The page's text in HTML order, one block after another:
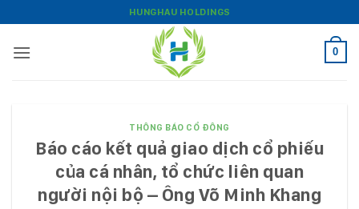
qua
nội
HUNGHAU HOLDINGS
0
THÔNG BÁO CỔ ĐÔNG
Báo cáo kết quả giao dịch cổ phiếu
của cá nhân, tổ chức liên quan
người nội bộ – Ông Võ Minh Khang